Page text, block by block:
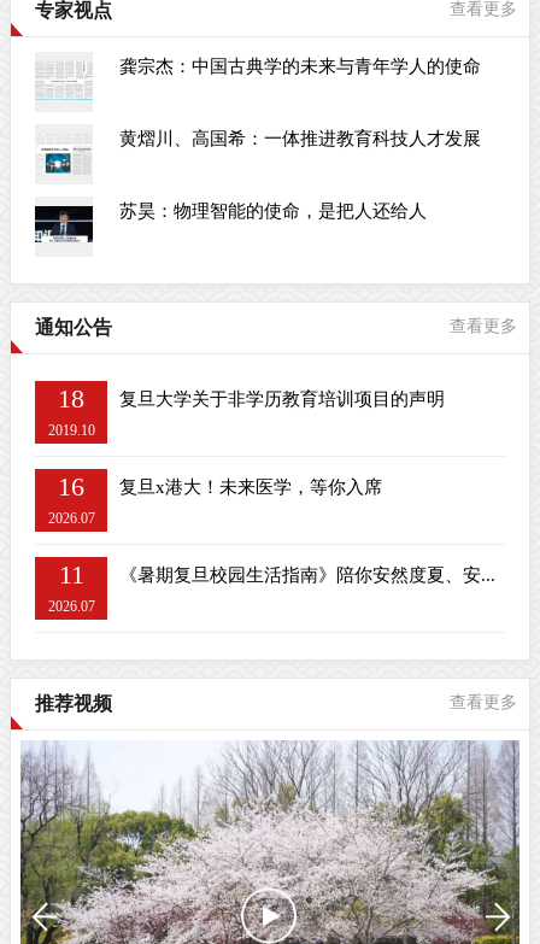
专家视点 查看更多
龚宗杰：中国古典学的未来与青年学人的使命
黄熠川、高国希：一体推进教育科技人才发展
苏昊：物理智能的使命，是把人还给人
通知公告 查看更多
18
2019.10
复旦大学关于非学历教育培训项目的声明
16
2026.07
复旦x港大！未来医学，等你入席
11
2026.07
《暑期复旦校园生活指南》陪你安然度夏、安...
推荐视频 查看更多